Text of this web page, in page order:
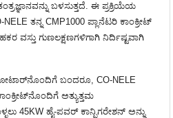
ಬಳಸುತ್ತದೆ. ಈ ಪ್ರಕ್ರಿಯೆಯ
ತನ್ನ CMP1000 ಪ್ಲಾನೆಟರಿ ಕಾಂಕ್ರೀಟ್
ವಸ್ತು ಗುಣಲಕ್ಷಣಗಳಿಗಾಗಿ ನಿರ್ದಿಷ್ಟವಾಗಿ
ಬಂದರೂ, CO-NELE
ಅತ್ಯುತ್ತಮ
45KW ಹೈ-ಪವರ್ ಕಾನ್ಫಿಗರೇಶನ್ ಅನ್ನು